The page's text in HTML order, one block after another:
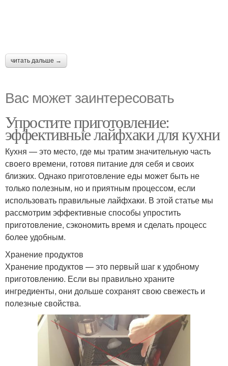
читать дальше →
Вас может заинтересовать
Упростите приготовление:
эффективные лайфхаки для кухни
Кухня — это место, где мы тратим значительную часть
своего времени, готовя питание для себя и своих
близких. Однако приготовление еды может быть не
только полезным, но и приятным процессом, если
использовать правильные лайфхаки. В этой статье мы
рассмотрим эффективные способы упростить
приготовление, сэкономить время и сделать процесс
более удобным.
Хранение продуктов
Хранение продуктов — это первый шаг к удобному
приготовлению. Если вы правильно храните
ингредиенты, они дольше сохранят свою свежесть и
полезные свойства.